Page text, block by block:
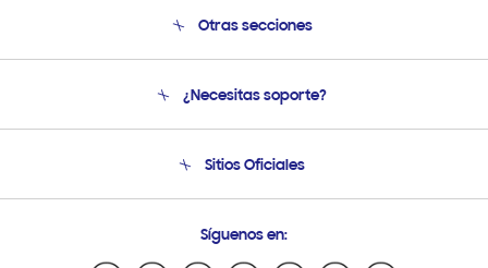
Otras secciones
Soporte
¿Necesitas soporte?
Soporte vía eMail
Sitios Oficiales
Samsung Ecuador
Síguenos en: